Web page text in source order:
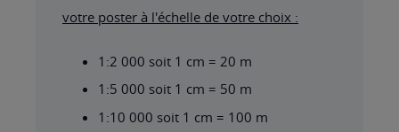
votre poster à l'échelle de votre choix :
1:2 000 soit 1 cm = 20 m
1:5 000 soit 1 cm = 50 m
1:10 000 soit 1 cm = 100 m